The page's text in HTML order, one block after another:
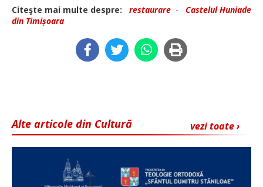
Citeşte mai multe despre:
restaurare - Castelul Huniade
din Timișoara
vezi toate ›
Alte articole din Cultură